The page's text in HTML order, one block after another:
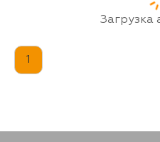
Загрузка
1